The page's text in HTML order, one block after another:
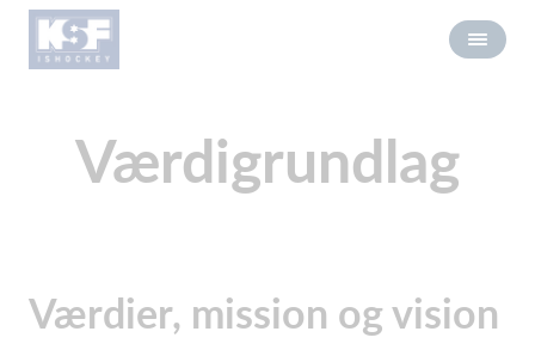
Værdigrundlag
Værdier, mission og vision